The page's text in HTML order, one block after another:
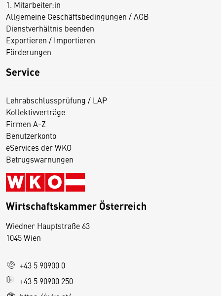
1. Mitarbeiter:in
Allgemeine Geschäftsbedingungen / AGB
Dienstverhältnis beenden
Exportieren / Importieren
Förderungen
Service
Lehrabschlussprüfung / LAP
Kollektivverträge
Firmen A-Z
Benutzerkonto
eServices der WKO
Betrugswarnungen
Wirtschaftskammer Österreich
Wiedner Hauptstraße 63
1045 Wien
+43 5 90900 0
+43 5 90900 250
D
s
e